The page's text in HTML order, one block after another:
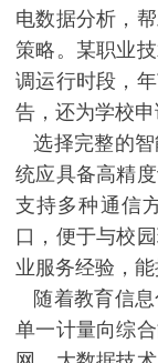
电数据分析，
策略。某职业
调运行时段，
告，还为学校申
选择完整的智
统应具备高精
支持多种通信
口，便于与校
业服务经验，能
随着教育信息
单一计量向综